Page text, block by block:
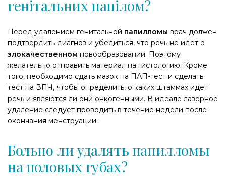
генітальних папілом?
Перед удалением генитальной папилломы врач должен
подтвердить диагноз и убедиться, что речь не идет о
злокачественном новообразовании. Поэтому
желательно отправить материал на гистологию. Кроме
того, необходимо сдать мазок на ПАП-тест и сделать
тест на ВПЧ, чтобы определить, о каких штаммах идет
речь и являются ли они онкогенными. В идеале лазерное
удаление следует проводить в течение недели после
окончания менструации.
Больно ли удалять папилломы
на половых губах?